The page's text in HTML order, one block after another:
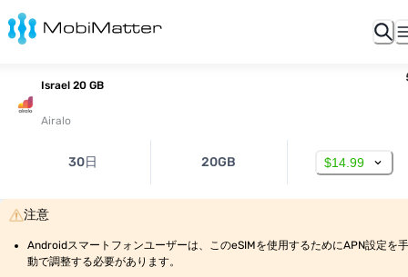
Israel 20 GB
Airalo
30日 20GB $14.99
注意
Androidスマートフォンユーザーは、このeSIMを使用するためにAPN設定を手
動で調整する必要があります。